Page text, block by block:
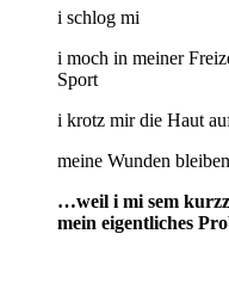
i schlog mi
i moch in meiner
i krotz mir die Haut
meine Wunden
…weil i mi sem
mein eigentliches